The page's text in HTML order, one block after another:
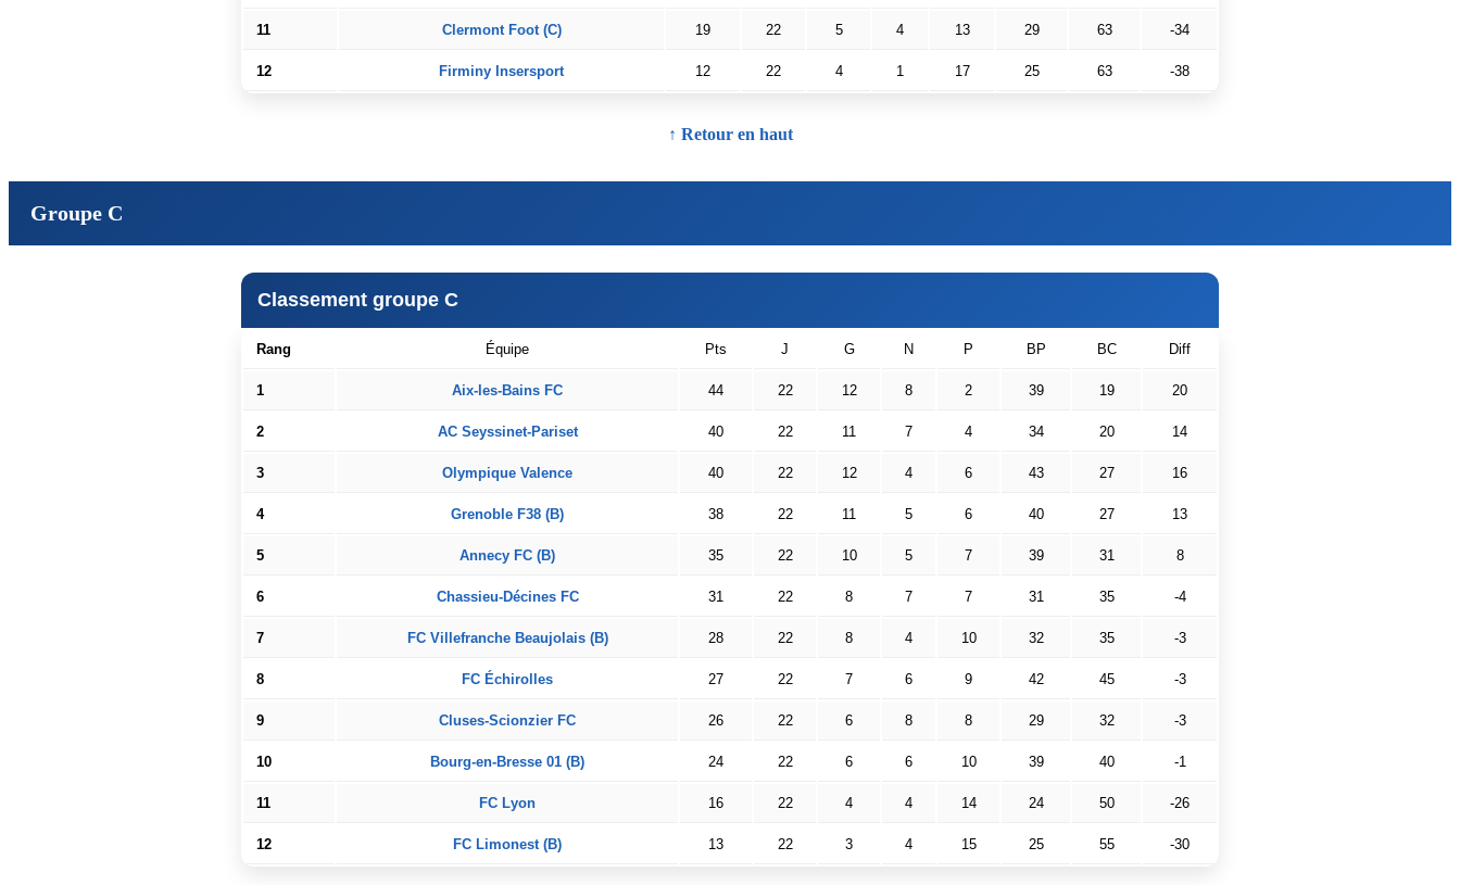
11 Clermont Foot (C) 19 22 5 4 13 29 63 -34
12 Firminy Insersport 12 22 4 1 17 25 63 -38
↑ Retour en haut
Groupe C
Classement groupe C
Rang Équipe Pts J G N P BP BC Diff
1 Aix-les-Bains FC 44 22 12 8 2 39 19 20
2 AC Seyssinet-Pariset 40 22 11 7 4 34 20 14
3 Olympique Valence 40 22 12 4 6 43 27 16
4 Grenoble F38 (B) 38 22 11 5 6 40 27 13
5 Annecy FC (B) 35 22 10 5 7 39 31 8
6 Chassieu-Décines FC 31 22 8 7 7 31 35 -4
7 FC Villefranche Beaujolais (B) 28 22 8 4 10 32 35 -3
8 FC Échirolles 27 22 7 6 9 42 45 -3
9 Cluses-Scionzier FC 26 22 6 8 8 29 32 -3
10 Bourg-en-Bresse 01 (B) 24 22 6 6 10 39 40 -1
11 FC Lyon 16 22 4 4 14 24 50 -26
12 FC Limonest (B) 13 22 3 4 15 25 55 -30